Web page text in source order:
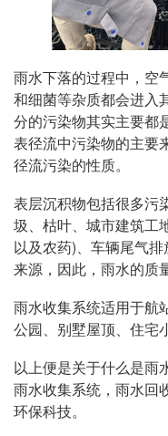
雨水下落的过程中，空
和细菌等杂质都会进入
分的污染物其实主要都
表径流中污染物的主要
径流污染的性质。
表层沉积物包括很多污
圾、枯叶、城市建筑工
以及农药)、车辆尾气
来源，因此，雨水的质
雨水收集系统适用于航
公园、别墅屋顶、住宅
以上便是关于什么是雨
雨水收集系统，雨水回
环保科技。